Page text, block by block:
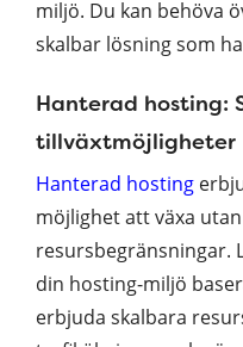
miljö. Du kan behöva
skalbar lösning som
Hanterad hosting:
tillväxtmöjligheter
Hanterad hosting
möjlighet att växa
resursbegränsningar.
din hosting-miljö
erbjuda skalbara